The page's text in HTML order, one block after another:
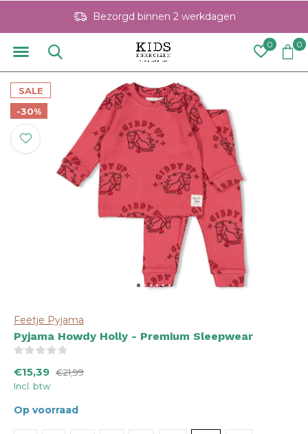
0 0
Bezorgd binnen 2 werkdagen
SALE
-30%
Feetje Pyjama
Pyjama Howdy Holly - Premium Sleepwear
€15,39 €21,99
Incl. btw
Op voorraad